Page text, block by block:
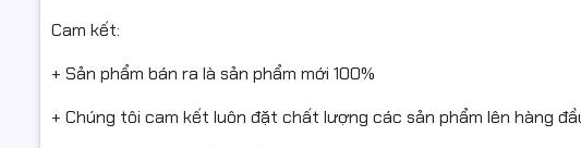
Cam kết:
+ Sản phẩm bán ra là sản phẩm mới 100%
+ Chúng tôi cam kết luôn đặt chất lượng các sản phẩm lên hàng